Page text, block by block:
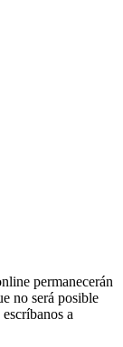
permanecerán
no será posible
a